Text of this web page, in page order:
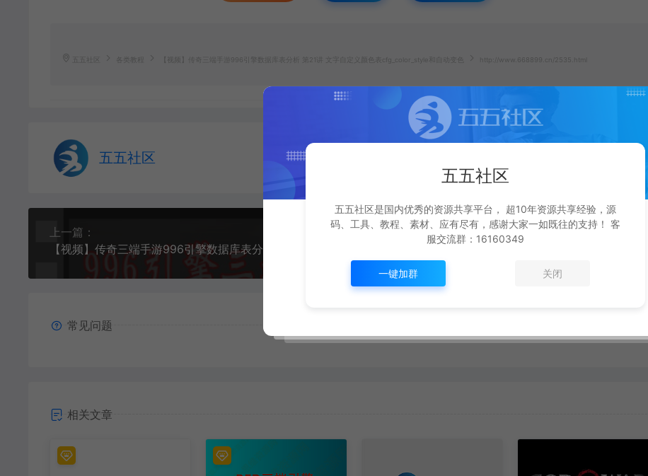
五五社区 各类教程 【视频】传奇三端手游996引擎数据库表分析 第21讲 文字自定义颜色表cfg_color_style和自动变色 http://www.668899.cn/2535.html
五五社区
上一篇：
下一篇：
常见问题
相关文章
五五社区
五五社区是国内优秀的资源共享平台， 超10年资源共享经验，源
码、工具、教程、素材、应有尽有，感谢大家一如既往的支持！ 客
服交流群：16160349
一键加群 关闭